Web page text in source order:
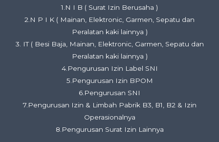
1.N I B ( Surat Izin Berusaha )
2.N P I K ( Mainan, Elektronic, Garmen, Sepatu dan
Peralatan kaki lainnya )
3. IT ( Besi Baja, Mainan, Elektronic, Garmen, Sepatu dan
Peralatan kaki lainnya )
4.Pengurusan Izin Label SNI
5.Pengurusan Izin BPOM
6.Pengurusan SNI
7.Pengurusan Izin & Limbah Pabrik B3, B1, B2 & Izin
Operasionalnya
8.Pengurusan Surat Izin Lainnya